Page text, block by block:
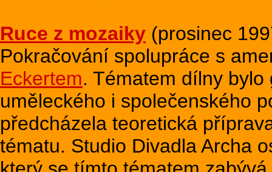
Ruce z mozaiky (prosinec
Pokračování spolupráce s
Eckertem. Tématem dílny
uměleckého i společenského
předcházela teoretická
tématu. Studio Divadla Archa